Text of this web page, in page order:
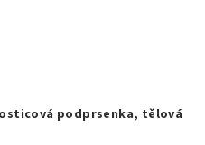
podprsenka, tělová